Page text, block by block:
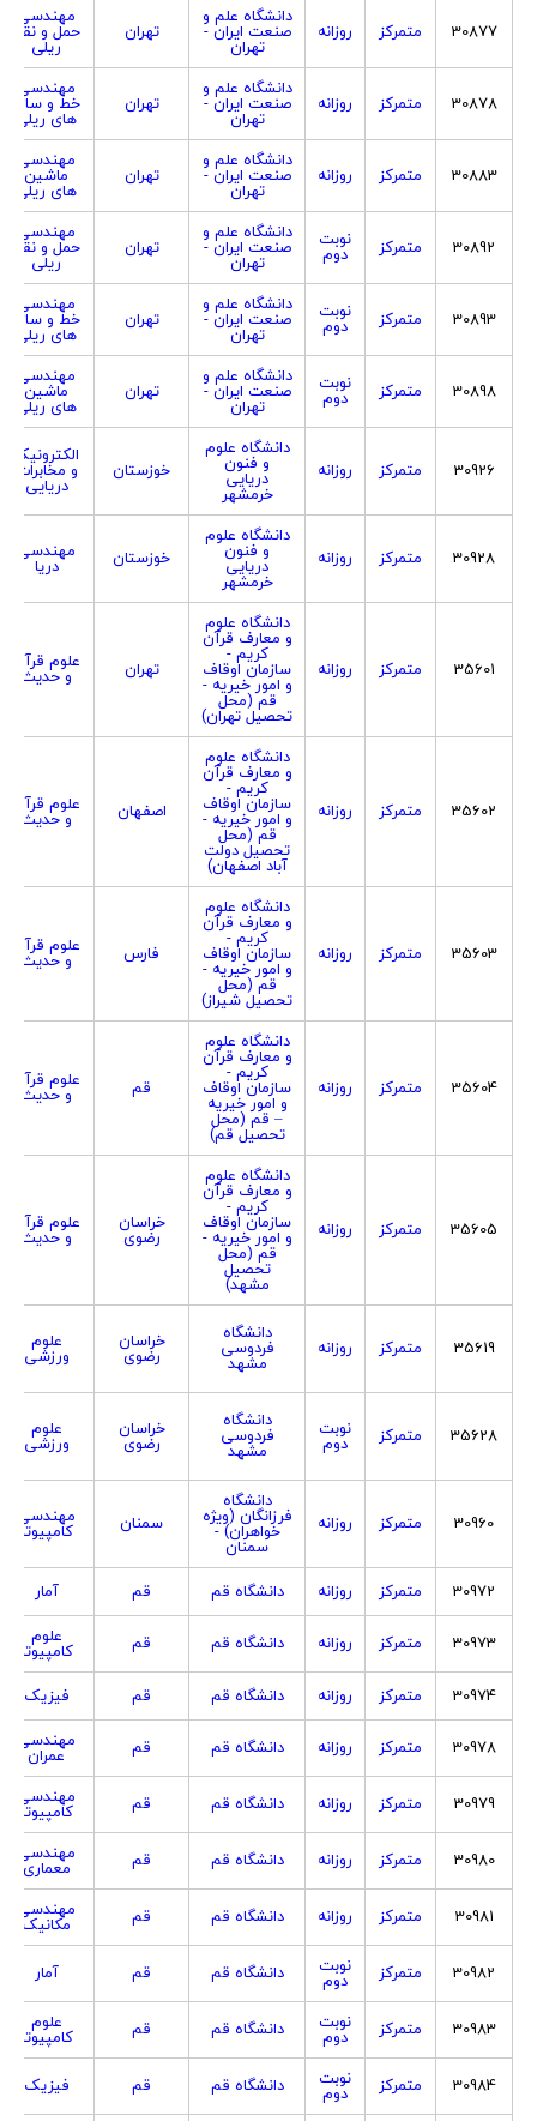
30877 متمرکز روزانه
دانشگاه علم و
صنعت ایران -
تهران
تهران
مهندسی
حمل و نقل
ریلی
30878 متمرکز روزانه
دانشگاه علم و
صنعت ایران -
تهران
تهران
مهندسی
خط و سازه
های ریلی
30883 متمرکز روزانه
دانشگاه علم و
صنعت ایران -
تهران
تهران
مهندسی
ماشین
های ریلی
30892 متمرکز نوبت
دوم
دانشگاه علم و
صنعت ایران -
تهران
تهران
مهندسی
حمل و نقل
ریلی
30893 متمرکز نوبت
دوم
دانشگاه علم و
صنعت ایران -
تهران
تهران
مهندسی
خط و سازه
های ریلی
30898 متمرکز نوبت
دوم
دانشگاه علم و
صنعت ایران -
تهران
تهران
مهندسی
ماشین
های ریلی
30926 متمرکز روزانه
دانشگاه علوم
و فنون
دریایی
خرمشهر
خوزستان
الکترونیک
و مخابرات
دریایی
30928 متمرکز روزانه
دانشگاه علوم
و فنون
دریایی
خرمشهر
خوزستان مهندسی
دریا
35601 متمرکز روزانه
دانشگاه علوم
و معارف قرآن
کریم -
سازمان اوقاف
و امور خیریه -
قم (محل
تحصیل تهران)
تهران علوم قرآن
و حدیث
35602 متمرکز روزانه
دانشگاه علوم
و معارف قرآن
کریم -
سازمان اوقاف
و امور خیریه -
قم (محل
تحصیل دولت
آباد اصفهان)
اصفهان علوم قرآن
و حدیث
35603 متمرکز روزانه
دانشگاه علوم
و معارف قرآن
کریم -
سازمان اوقاف
و امور خیریه -
قم (محل
تحصیل شیراز)
فارس علوم قرآن
و حدیث
35604 متمرکز روزانه
دانشگاه علوم
و معارف قرآن
کریم -
سازمان اوقاف
و امور خیریه
– قم (محل
تحصیل قم)
قم علوم قرآن
و حدیث
35605 متمرکز روزانه
دانشگاه علوم
و معارف قرآن
کریم -
سازمان اوقاف
و امور خیریه -
قم (محل
تحصیل
مشهد)
خراسان
رضوی
علوم قرآن
و حدیث
35619 متمرکز روزانه
دانشگاه
فردوسی
مشهد
خراسان
رضوی
علوم
ورزشی
35628 متمرکز نوبت
دوم
دانشگاه
فردوسی
مشهد
خراسان
رضوی
علوم
ورزشی
30960 متمرکز روزانه
دانشگاه
فرزانگان (ویژه
خواهران) -
سمنان
سمنان مهندسی
کامپیوتر
30972 متمرکز روزانه دانشگاه قم قم
آمار
30973
متمرکز روزانه دانشگاه قم قم علوم
کامپیوتر
30974
متمرکز روزانه دانشگاه قم قم
فیزیک
30978
متمرکز روزانه دانشگاه قم قم مهندسی
عمران
30979
متمرکز روزانه دانشگاه قم قم مهندسی
کامپیوتر
30980
متمرکز روزانه دانشگاه قم قم مهندسی
معماری
30981
متمرکز روزانه دانشگاه قم قم مهندسی
مکانیک
30982
متمرکز نوبت
دوم دانشگاه قم قم آمار
30983 متمرکز نوبت
دوم دانشگاه قم قم علوم
کامپیوتر
30984
متمرکز نوبت
دوم دانشگاه قم قم
فیزیک